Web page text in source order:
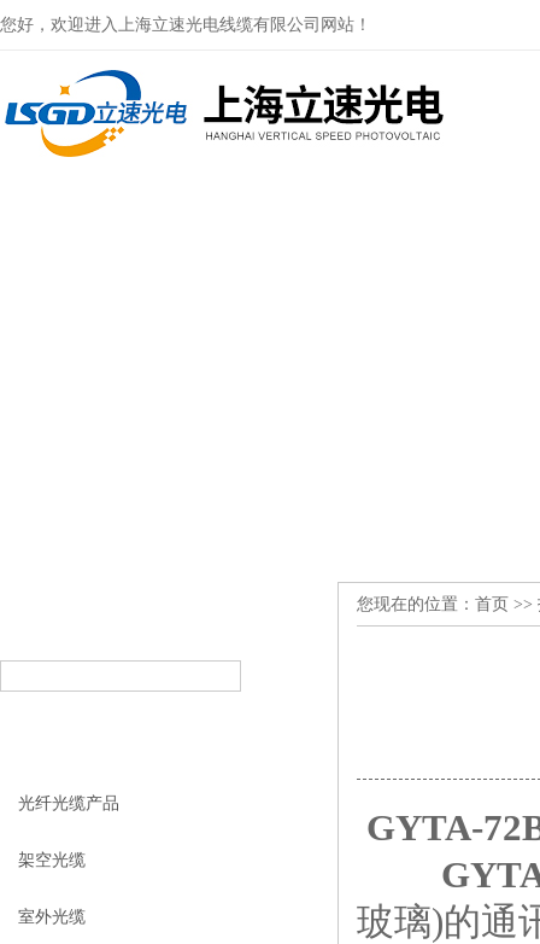
您好，欢迎进入上海立速光电线缆有限公司网站！
光纤光缆产品
架空光缆
室外光缆
您现在的位置： 首页 >>
GYTA-
玻璃)的通